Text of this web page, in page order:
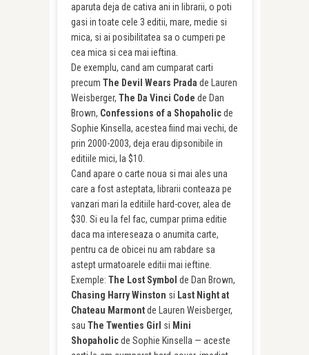
aparuta deja de cativa ani in librarii, o poti
gasi in toate cele 3 editii, mare, medie si
mica, si ai posibilitatea sa o cumperi pe
cea mica si cea mai ieftina.
De exemplu, cand am cumparat carti
precum The Devil Wears Prada de Lauren
Weisberger, The Da Vinci Code de Dan
Brown, Confessions of a Shopaholicde
Sophie Kinsella, acestea fiind mai vechi, de
prin 2000-2003, deja erau dipsonibile in
editiile mici, la $10.
Cand apare o carte noua si mai ales una
care a fost asteptata, librarii conteaza pe
vanzari mari la editiile hard-cover, alea de
$30. Si eu la fel fac, cumpar prima editie
daca ma intereseaza o anumita carte,
pentru ca de obicei nu am rabdare sa
astept urmatoarele editii mai ieftine.
Exemple: The Lost Symbol de Dan Brown,
Chasing Harry Winston si Last Night at
Chateau Marmontde Lauren Weisberger,
sau The Twenties Girl si Mini
Shopaholicde Sophie Kinsella — aceste